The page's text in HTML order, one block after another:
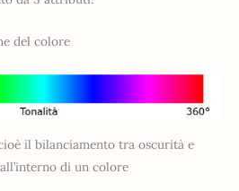
del colore
il bilanciamento tra oscurità e
di un colore